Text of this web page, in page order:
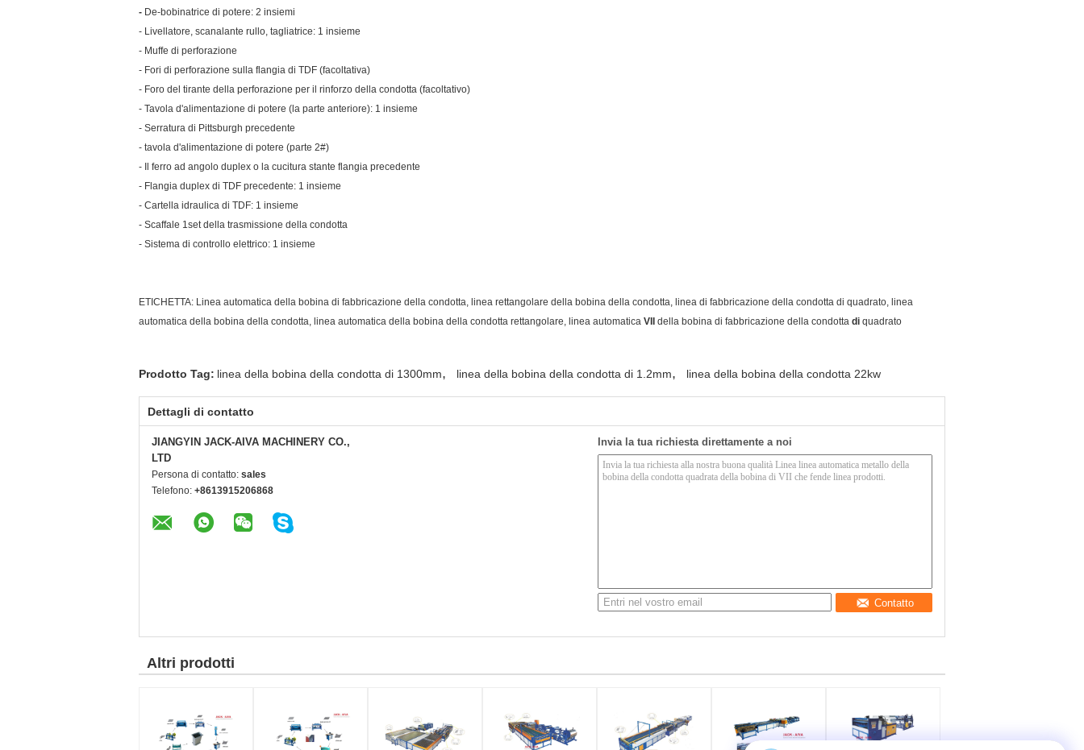
- De-bobinatrice di potere: 2 insiemi
- Livellatore, scanalante rullo, tagliatrice: 1 insieme
- Muffe di perforazione
- Fori di perforazione sulla flangia di TDF (facoltativa)
- Foro del tirante della perforazione per il rinforzo della condotta (facoltativo)
- Tavola d'alimentazione di potere (la parte anteriore): 1 insieme
- Serratura di Pittsburgh precedente
- tavola d'alimentazione di potere (parte 2#)
- Il ferro ad angolo duplex o la cucitura stante flangia precedente
- Flangia duplex di TDF precedente: 1 insieme
- Cartella idraulica di TDF: 1 insieme
- Scaffale 1set della trasmissione della condotta
- Sistema di controllo elettrico: 1 insieme
ETICHETTA: Linea automatica della bobina di fabbricazione della condotta, linea rettangolare della bobina della condotta, linea di fabbricazione della condotta di quadrato, linea
automatica della bobina della condotta, linea automatica della bobina della condotta rettangolare, linea automatica VII della bobina di fabbricazione della condotta di quadrato
Prodotto Tag: linea della bobina della condotta di 1300mm, linea della bobina della condotta di 1.2mm, linea della bobina della condotta 22kw
Dettagli di contatto
JIANGYIN JACK-AIVA MACHINERY CO.,
LTD
Persona di contatto: sales
Telefono: +8613915206868
Invia la tua richiesta direttamente a noi
Contatto
Altri prodotti